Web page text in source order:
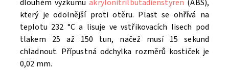
dlouhém výzkumuakrylonitrilbutadienstyren (ABS),
který je odolnější proti otěru. Plast se ohřívá na
teplotu 232 °C a lisuje ve vstřikovacích lisech pod
tlakem 25 až 150 tun, načež musí 15 sekund
chladnout. Přípustná odchylka rozměrů kostiček je
0,02 mm.